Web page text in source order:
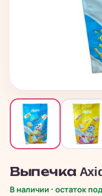
Выпечка
В наличии · остаток